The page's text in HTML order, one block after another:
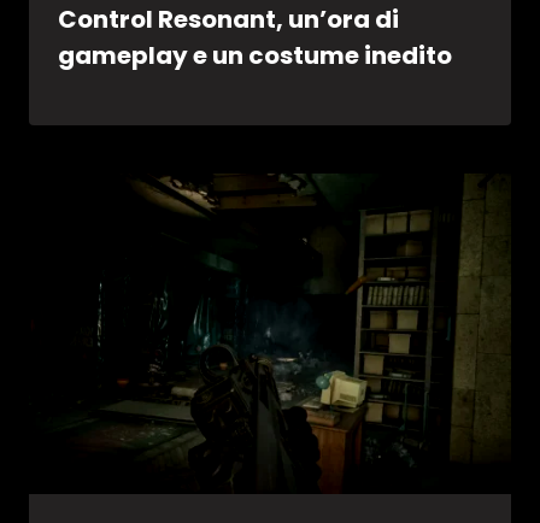
Control Resonant, un’ora di
gameplay e un costume inedito